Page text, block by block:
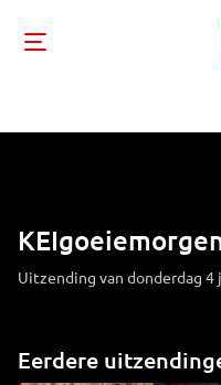
Uitzending van donderdag 4
Eerdere